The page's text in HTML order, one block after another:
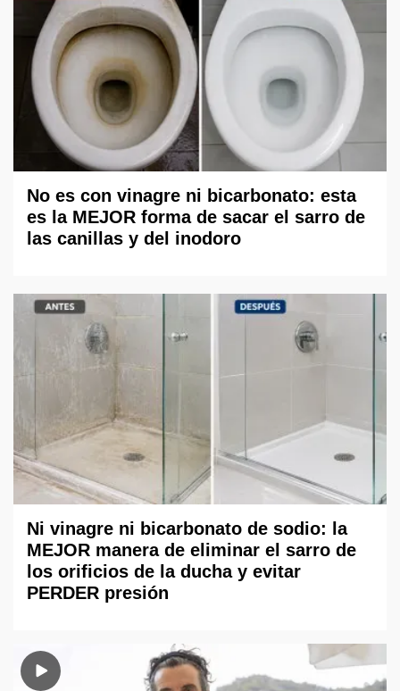
No es con vinagre ni bicarbonato: esta
es la MEJOR forma de sacar el sarro de
las canillas y del inodoro
Ni vinagre ni bicarbonato de sodio: la
MEJOR manera de eliminar el sarro de
los orificios de la ducha y evitar
PERDER presión